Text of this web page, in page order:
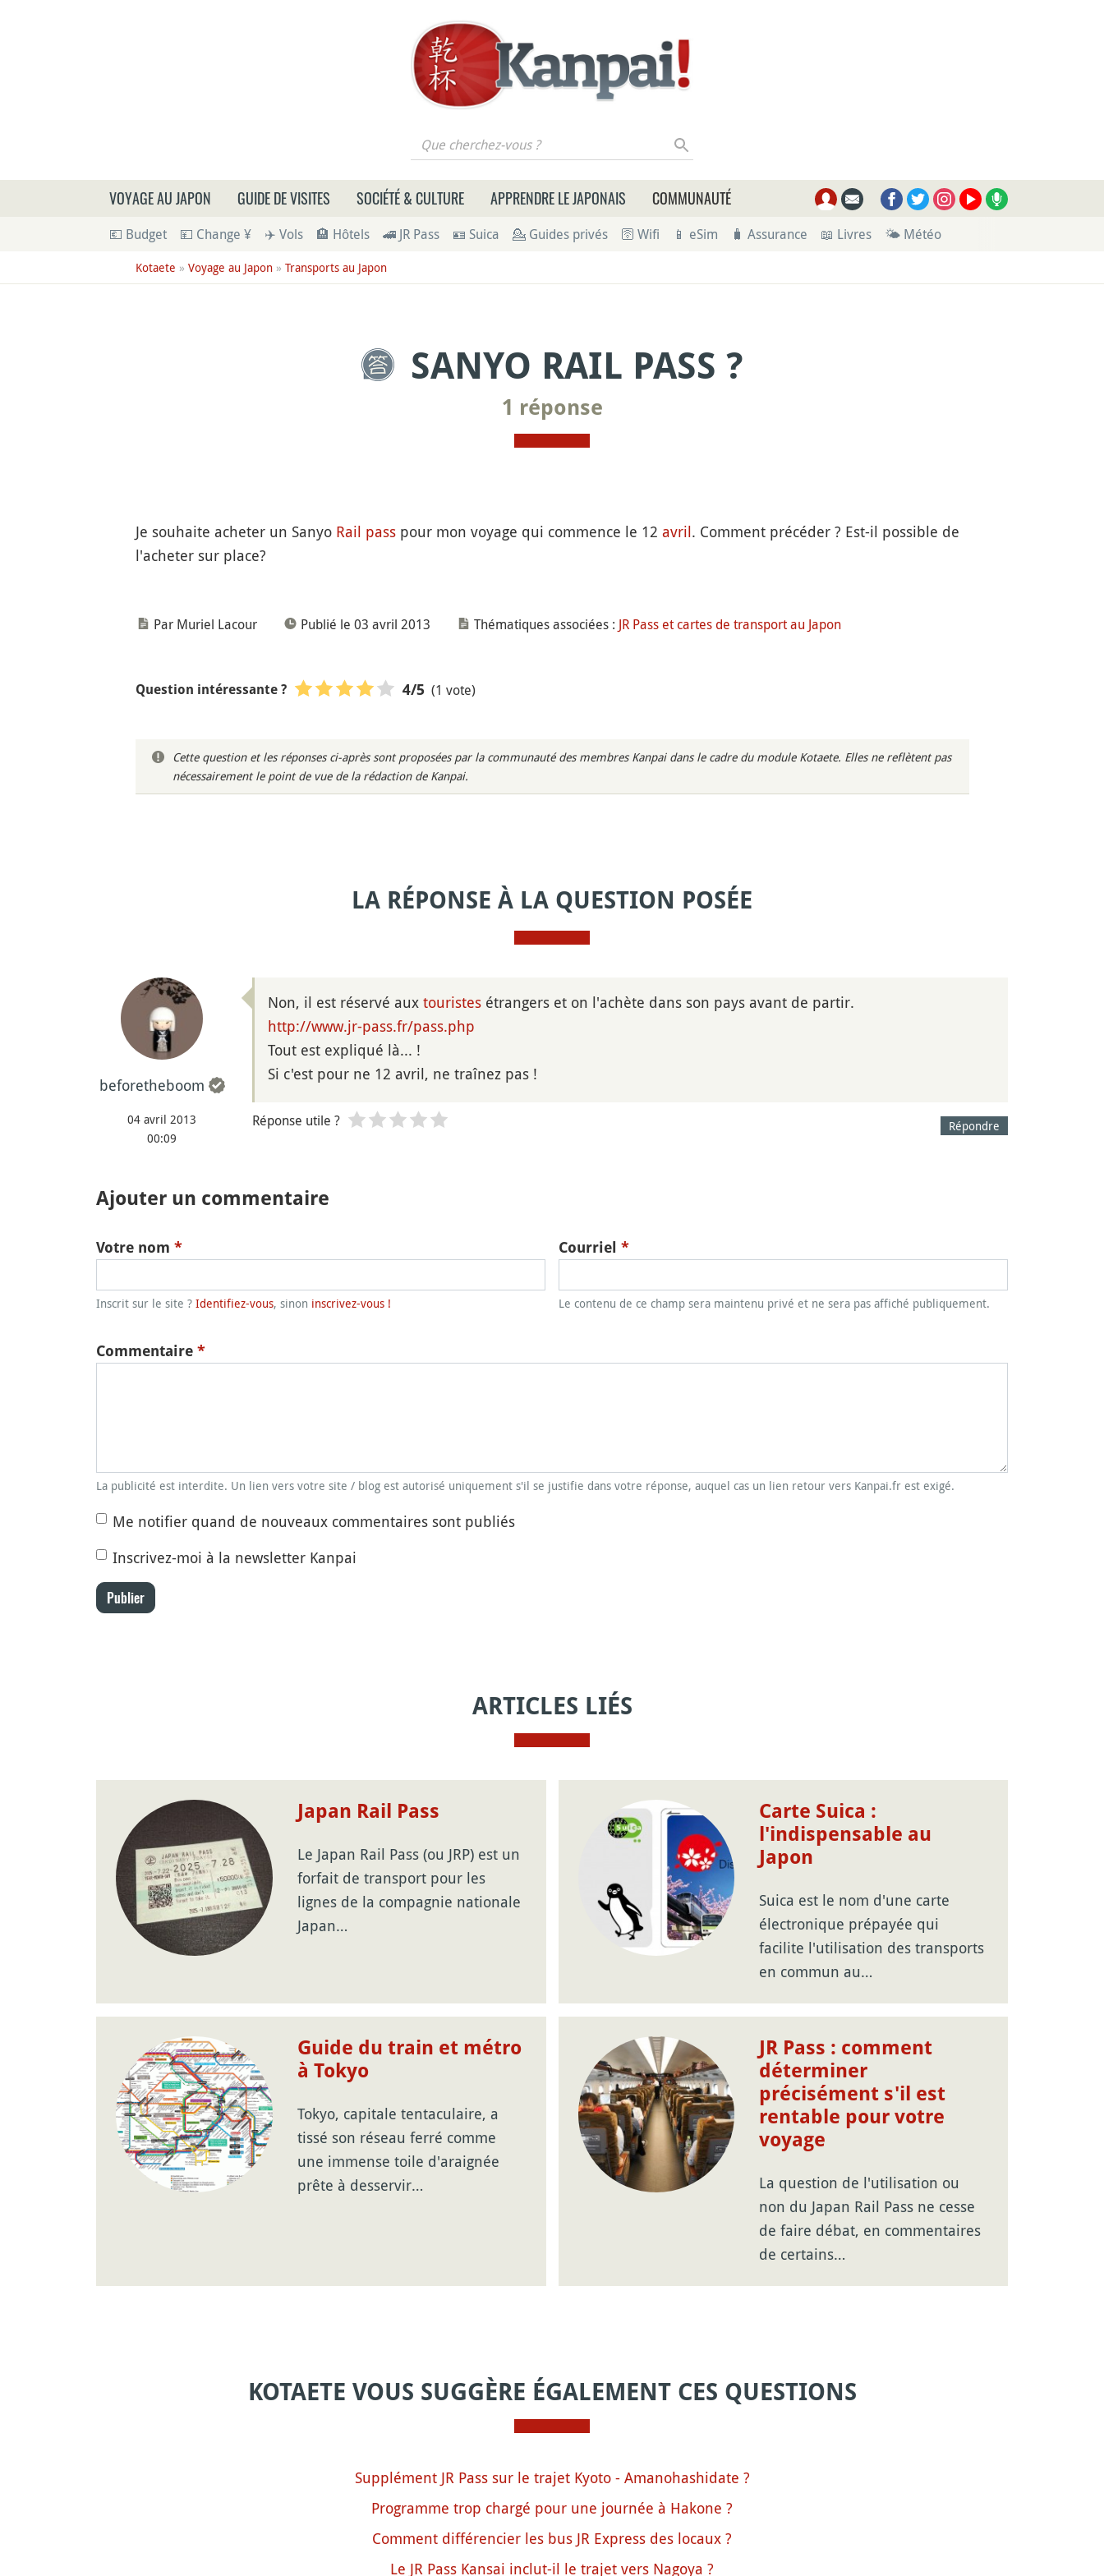
Que cherchez-vous ?
VOYAGE AU JAPON GUIDE DE VISITES SOCIÉTÉ & CULTURE APPRENDRE LE JAPONAIS COMMUNAUTÉ
💶 Budget 💴 Change ¥ ✈️ Vols 🏨 Hôtels 🚄 JR Pass 🪪 Suica 💁 Guides privés 🛜 Wifi 📱 eSim 🧳 Assurance 📖 Livres 🌤 Météo
Kotaete » Voyage au Japon» Transports au Japon
SANYO RAIL PASS ?
1 réponse
Je souhaite acheter un Sanyo Rail passpour mon voyage qui commence le 12 avril. Comment précéder ? Est-il possible de
l'acheter sur place?
Par Muriel Lacour Publié le 03 avril 2013 Thématiques associées : JR Pass et cartes de transport au Japon
Question intéressante ? 4/5 (1 vote)
Cette question et les réponses ci-après sont proposées par la communauté des membres Kanpai dans le cadre du module Kotaete. Elles ne reflètent pas
nécessairement le point de vue de la rédaction de Kanpai.
LA RÉPONSE À LA QUESTION POSÉE
beforetheboom
04 avril 2013
00:09
Non, il est réservé aux touristes étrangers et on l'achète dans son pays avant de partir.
http://www.jr-pass.fr/pass.php
Tout est expliqué là... !
Si c'est pour ne 12 avril, ne traînez pas !
Répondre
Réponse utile ?
Ajouter un commentaire
Votre nom *
Inscrit sur le site ? Identifiez-vous, sinon inscrivez-vous !
Courriel *
Le contenu de ce champ sera maintenu privé et ne sera pas affiché publiquement.
Commentaire *
La publicité est interdite. Un lien vers votre site / blog est autorisé uniquement s'il se justifie dans votre réponse, auquel cas un lien retour vers Kanpai.fr est exigé.
Me notifier quand de nouveaux commentaires sont publiés
Inscrivez-moi à la newsletter Kanpai
Publier
ARTICLES LIÉS
Japan Rail Pass
Le Japan Rail Pass (ou JRP) est un
forfait de transport pour les
lignes de la compagnie nationale
Japan…
Carte Suica :
l'indispensable au
Japon
Suica est le nom d'une carte
électronique prépayée qui
facilite l'utilisation des transports
en commun au…
Guide du train et métro
à Tokyo
Tokyo, capitale tentaculaire, a
tissé son réseau ferré comme
une immense toile d'araignée
prête à desservir…
JR Pass : comment
déterminer
précisément s'il est
rentable pour votre
voyage
La question de l'utilisation ou
non du Japan Rail Pass ne cesse
de faire débat, en commentaires
de certains…
KOTAETE VOUS SUGGÈRE ÉGALEMENT CES QUESTIONS
Supplément JR Pass sur le trajet Kyoto - Amanohashidate ?
Programme trop chargé pour une journée à Hakone ?
Comment différencier les bus JR Express des locaux ?
Le JR Pass Kansai inclut-il le trajet vers Nagoya ?